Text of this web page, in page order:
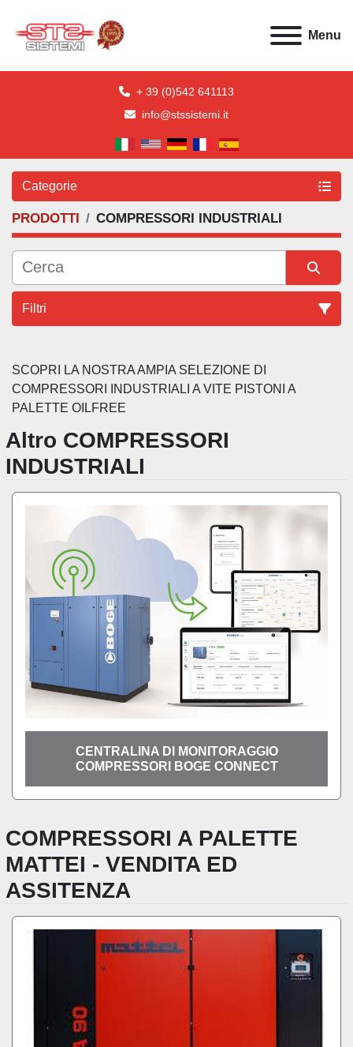
Menu
+ 39 (0)542 641113
info@stssistemi.it
Categorie
PRODOTTI COMPRESSORI INDUSTRIALI
Filtri
SCOPRI LA NOSTRA AMPIA SELEZIONE DI
COMPRESSORI INDUSTRIALI A VITE PISTONI A
PALETTE OILFREE
Altro COMPRESSORI
INDUSTRIALI
CENTRALINA DI MONITORAGGIO
COMPRESSORI BOGE CONNECT
COMPRESSORI A PALETTE
MATTEI - VENDITA ED
ASSITENZA